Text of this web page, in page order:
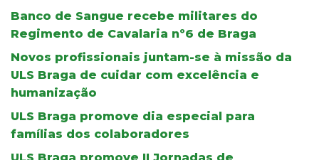
Banco de Sangue recebe militares do
Regimento de Cavalaria nº6 de Braga
Novos profissionais juntam-se à missão da
ULS Braga de cuidar com excelência e
humanização
ULS Braga promove dia especial para
famílias dos colaboradores
ULS Braga promove II Jornadas de